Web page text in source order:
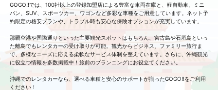
GOGO!!では、100社以上の登録加盟店による豊富な車両在庫と、軽自動車、ミニ
バン、SUV、スポーツカー、ワゴンなど多彩な車種をご用意しています。ネット予
約限定の格安プランや、トラブル時も安心な保険オプションが充実しています。
那覇空港や国際通りといった主要観光スポットはもちろん、宮古島や石垣島といっ
た離島でもレンタカーの受け取りが可能。観光からビジネス、ファミリー旅行ま
で、多様なニーズに応える柔軟なサービス体制を整えています。さらに、沖縄観光
に役立つ情報を多数掲載中！旅前のプランニングにお役立てください。
沖縄でのレンタカーなら、選べる車種と安心のサポートが揃ったGOGO!!をご利用
ください！